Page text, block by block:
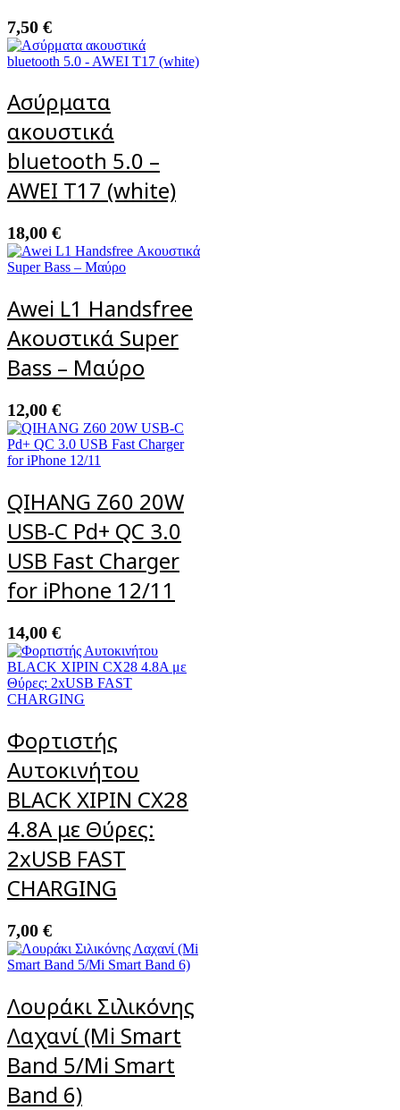
7,50 €
Ασύρματα
ακουστικά
bluetooth 5.0 –
AWEI T17 (white)
18,00 €
Awei L1 Handsfree
Ακουστικά Super
Bass – Μαύρο
12,00 €
QIHANG Z60 20W
USB-C Pd+ QC 3.0
USB Fast Charger
for iPhone 12/11
14,00 €
Φορτιστής
Αυτοκινήτου
BLACK XIPIN CX28
4.8A με Θύρες:
2xUSB FAST
CHARGING
7,00 €
Λουράκι Σιλικόνης
Λαχανί (Mi Smart
Band 5/Mi Smart
Band 6)